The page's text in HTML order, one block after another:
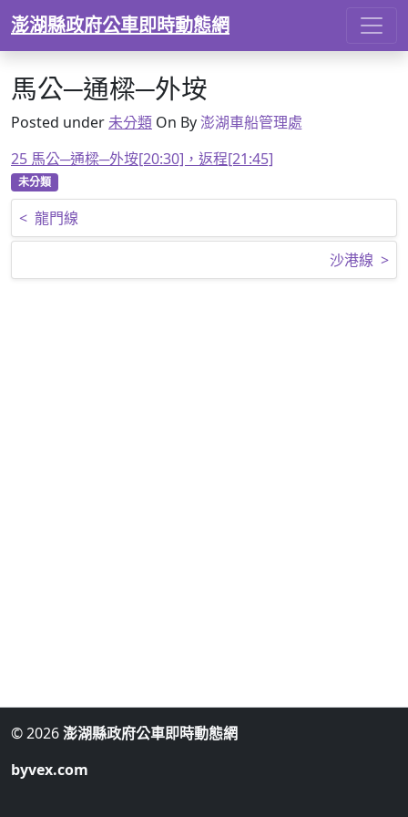
Skip to content
澎湖縣政府公車即時動態網
馬公─通樑─外垵
Posted under未分類 On By澎湖車船管理處
25 馬公─通樑─外垵[20:30]，返程[21:45]
未分類
文章導覽
< 龍門線
沙港線 >
© 2026澎湖縣政府公車即時動態網
byvex.com